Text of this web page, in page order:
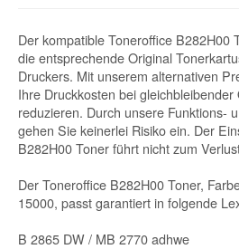
Der kompatible Toneroffice B282H00
die entsprechende Original
Druckers. Mit unserem alternativen
Ihre Druckkosten bei gleichbleibender
reduzieren. Durch unsere Funktions-
gehen Sie keinerlei Risiko ein. Der
B282H00 Toner führt nicht zum
Der Toneroffice B282H00 Toner,
15000, passt garantiert in folgende
B 2865 DW / MB 2770 adhwe